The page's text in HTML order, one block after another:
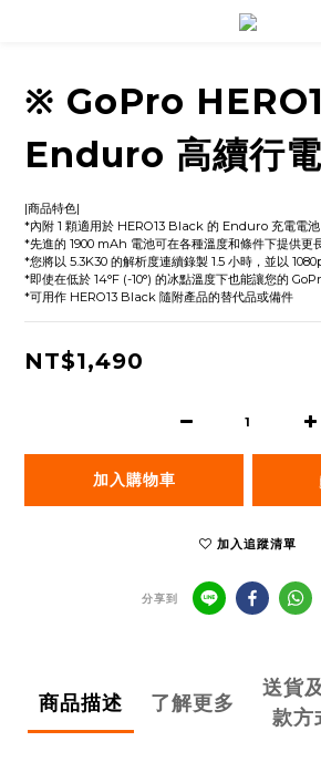
※ GoPro
Enduro 高續行
|商品特色|
*內附 1 顆適用於 HERO13 Black 的 Enduro 充電電池
*先進的 1900 mAh 電池可在各種溫度和條件下提供更
*您將以 5.3K30 的解析度連續錄製 1.5 小時，並以
*即使在低於 14°F (-10°) 的冰點溫度下也能讓您的
*可用作 HERO13 Black 隨附產品的替代品或備件
NT$1,490
加入購物車
加入追蹤清單
分享到
商品描述 了解更多
送貨
款方